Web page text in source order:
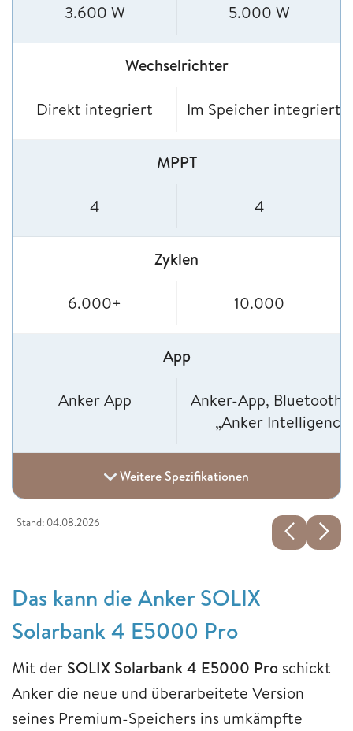
3.600 W 5.000 W
Wechselrichter
Direkt integriert Im Speicher integriert
MPPT
4 4
Zyklen
6.000+ 10.000
App
Anker App
Anker-App, Bluetooth
„Anker
Weitere Spezifikationen
Stand: 04.08.2026
Das kann die Anker SOLIX
Solarbank 4 E5000 Pro
Mit der SOLIX Solarbank 4 E5000 Pro schickt
Anker die neue und überarbeitete Version
seines Premium-Speichers ins umkämpfte